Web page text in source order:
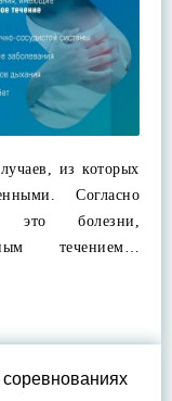
из которых
Согласно
болезни,
течением…
соревнованиях